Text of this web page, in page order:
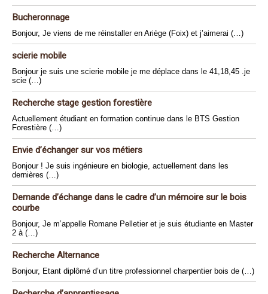
Bucheronnage
Bonjour, Je viens de me réinstaller en Ariège (Foix) et j’aimerai (…)
scierie mobile
Bonjour je suis une scierie mobile je me déplace dans le 41,18,45 .je
scie (…)
Recherche stage gestion forestière
Actuellement étudiant en formation continue dans le BTS Gestion
Forestière (…)
Envie d’échanger sur vos métiers
Bonjour ! Je suis ingénieure en biologie, actuellement dans les
dernières (…)
Demande d’échange dans le cadre d’un mémoire sur le bois
courbe
Bonjour, Je m’appelle Romane Pelletier et je suis étudiante en Master
2 à (…)
Recherche Alternance
Bonjour, Etant diplômé d’un titre professionnel charpentier bois de (…)